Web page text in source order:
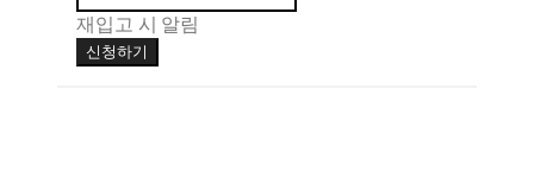
재입고 시 알림
신청하기